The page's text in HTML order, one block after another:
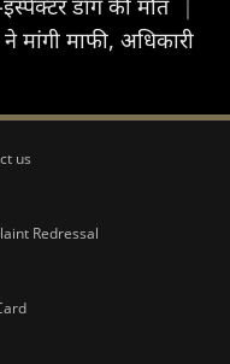
मांगी माफी, अधिकारी
us
Redressal